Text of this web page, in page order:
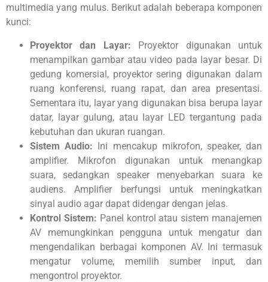
multimedia yang mulus. Berikut adalah beberapa komponen
kunci:
Proyektor dan Layar: Proyektor digunakan untuk
menampilkan gambar atau video pada layar besar. Di
gedung komersial, proyektor sering digunakan dalam
ruang konferensi, ruang rapat, dan area presentasi.
Sementara itu, layar yang digunakan bisa berupa layar
datar, layar gulung, atau layar LED tergantung pada
kebutuhan dan ukuran ruangan.
Sistem Audio: Ini mencakup mikrofon, speaker, dan
amplifier. Mikrofon digunakan untuk menangkap
suara, sedangkan speaker menyebarkan suara ke
audiens. Amplifier berfungsi untuk meningkatkan
sinyal audio agar dapat didengar dengan jelas.
Kontrol Sistem: Panel kontrol atau sistem manajemen
AV memungkinkan pengguna untuk mengatur dan
mengendalikan berbagai komponen AV. Ini termasuk
mengatur volume, memilih sumber input, dan
mengontrol proyektor.